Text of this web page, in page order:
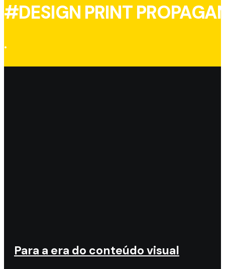
#DESIGN PRINT
.
Para a era do conteúdo visual